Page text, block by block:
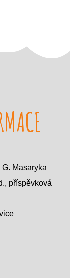
Masaryka
příspěvková